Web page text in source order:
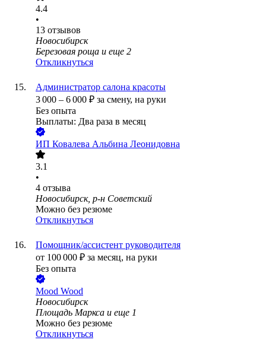
4.4
•
13 отзывов
Новосибирск
Березовая роща и еще 2
Откликнуться
Администратор салона красоты
3 000 – 6 000 ₽ за смену, на руки
Без опыта
Выплаты: Два раза в месяц
ИП Ковалева Альбина Леонидовна
3.1
•
4 отзыва
Новосибирск, р-н Советский
Можно без резюме
Откликнуться
Помощник/ассистент руководителя
от 100 000 ₽ за месяц, на руки
Без опыта
Mood Wood
Новосибирск
Площадь Маркса и еще 1
Можно без резюме
Откликнуться